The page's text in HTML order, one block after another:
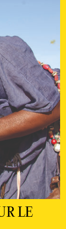
LE